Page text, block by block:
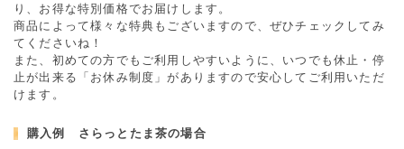
り、お得な特別価格でお届けします。
商品によって様々な特典もございますので、ぜひチェックしてみ
てくださいね！
また、初めての方でもご利用しやすいように、いつでも休止・停
止が出来る「お休み制度」がありますので安心してご利用いただ
けます。
購入例 さらっとたま茶の場合